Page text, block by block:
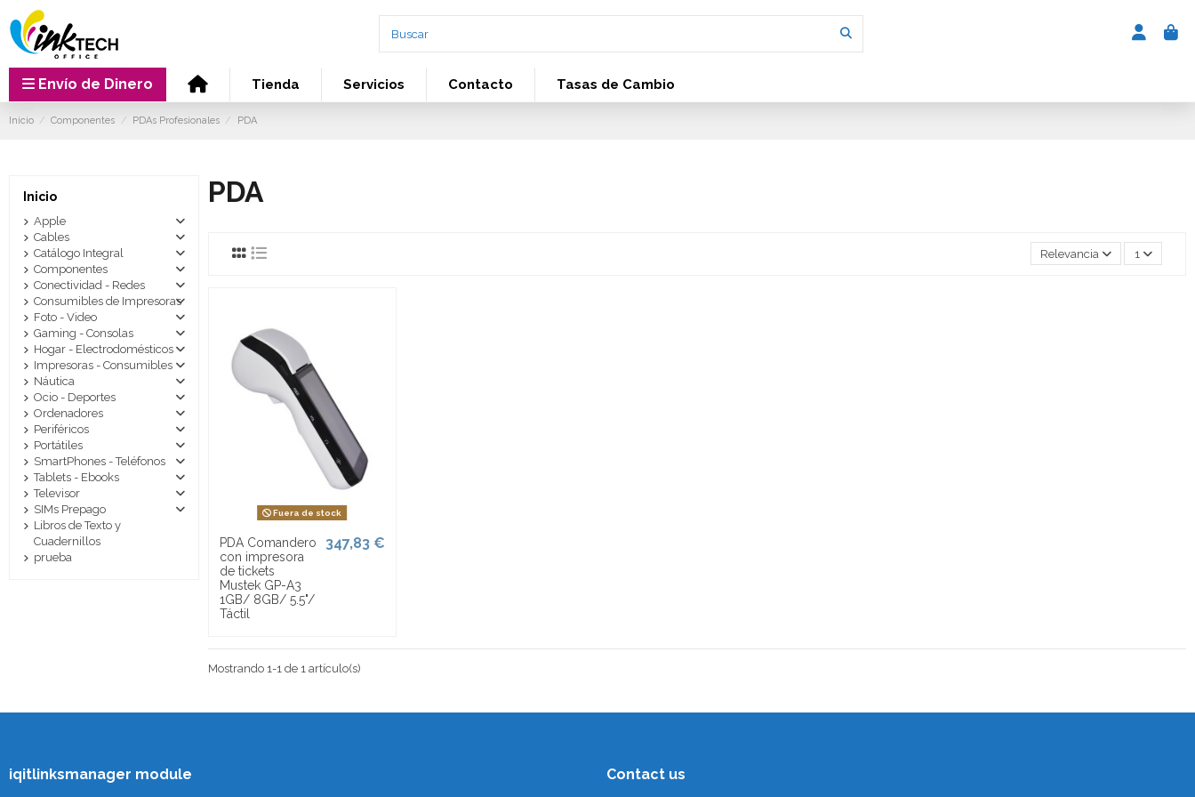
Envío de Dinero Tienda Servicios Contacto Tasas de Cambio
Inicio Componentes PDAs Profesionales PDA
PDA
Relevancia 1
Fuera de stock
PDA Comandero
con impresora
de tickets
Mustek GP-A3
1GB/ 8GB/ 5.5"/
Táctil
347,83 €
Mostrando 1-1 de 1 artículo(s)
Inicio
Apple
Cables
Catálogo Integral
Componentes
Conectividad - Redes
Consumibles de Impresoras
Foto - Video
Gaming - Consolas
Hogar - Electrodomésticos
Impresoras - Consumibles
Náutica
Ocio - Deportes
Ordenadores
Periféricos
Portátiles
SmartPhones - Teléfonos
Tablets - Ebooks
Televisor
SIMs Prepago
Libros de Texto y
Cuadernillos
prueba
iqitlinksmanager module Contact us